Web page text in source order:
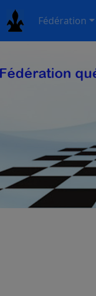
Fédération